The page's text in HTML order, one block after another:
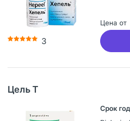
3
Цена от
Цель Т